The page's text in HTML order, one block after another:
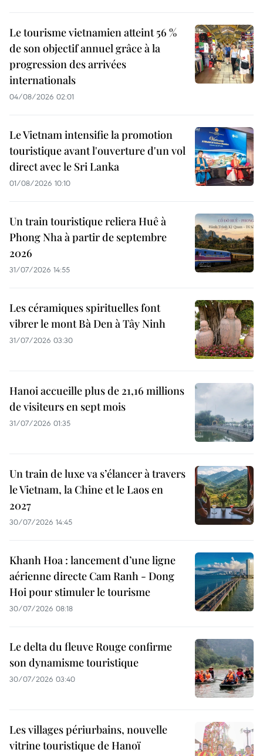
Le tourisme vietnamien atteint 56 %
de son objectif annuel grâce à la
progression des arrivées
internationals
04/08/2026 02:01
Le Vietnam intensifie la promotion
touristique avant l'ouverture d'un vol
direct avec le Sri Lanka
01/08/2026 10:10
Un train touristique reliera Huê à
Phong Nha à partir de septembre
2026
31/07/2026 14:55
Les céramiques spirituelles font
vibrer le mont Bà Den à Tây Ninh
31/07/2026 03:30
Hanoi accueille plus de 21,16 millions
de visiteurs en sept mois ​
31/07/2026 01:35
Un train de luxe va s’élancer à travers
le Vietnam, la Chine et le Laos en
2027
30/07/2026 14:45
Khanh Hoa : lancement d’une ligne
aérienne directe Cam Ranh - Dong
Hoi pour stimuler le tourisme
30/07/2026 08:18
Le delta du fleuve Rouge confirme
son dynamisme touristique
30/07/2026 03:40
Les villages périurbains, nouvelle
vitrine touristique de Hanoï